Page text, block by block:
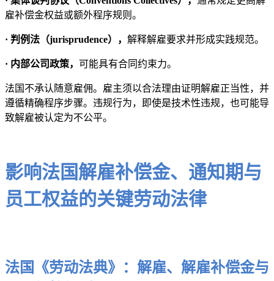
雇补偿金权益或额外程序规则。
· 判例法（jurisprudence）， 解释解雇要求并形成实践规范。
· 内部公司政策， 可能具有合同约束力。
法国不承认随意雇佣。雇主须以合法理由证明解雇正当性，并
遵循精确程序步骤。违规行为，即使是技术性违规，也可能导
致解雇被认定为不公平。
影响法国解雇补偿金、通知期与
员工权益的关键劳动法律
法国《劳动法典》：解雇、解雇补偿金与